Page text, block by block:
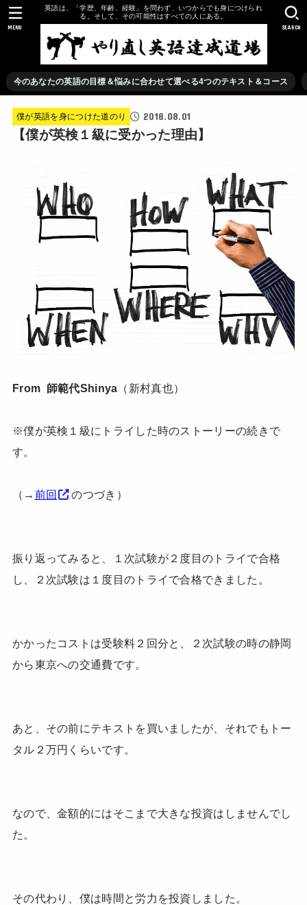
英語は、「学歴、年齢、経験」を問わず、いつからでも身につけられ
る。そして、その可能性はすべての人にある。
今のあなたの英語の目標＆悩みに合わせて選べる4つのテキスト＆コース
SEARCH
MENU
僕が英語を身につけた道のり 2018.08.01
【僕が英検１級に受かった理由】
From 師範代Shinya （新村真也）
※僕が英検１級にトライした時のストーリーの続きで
す。
（→ 前回 のつづき）
振り返ってみると、１次試験が２度目のトライで合格
し、２次試験は１度目のトライで合格できました。
かかったコストは受験料２回分と、２次試験の時の静岡
から東京への交通費です。
あと、その前にテキストを買いましたが、それでもトー
タル２万円くらいです。
なので、金額的にはそこまで大きな投資はしませんでし
た。
その代わり、僕は時間と労力を投資しました。